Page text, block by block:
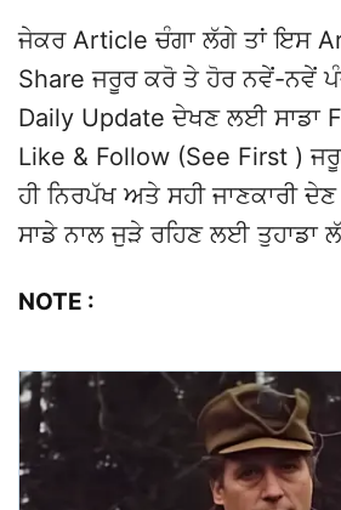
ਜੇਕਰ Article ਚੰਗਾ ਲੱਗੇ ਤਾਂ ਇਸ
Share ਜਰੂਰ ਕਰੋ ਤੇ ਹੋਰ ਨਵੇਂ-ਨਵੇਂ
Daily Update ਦੇਖਣ ਲਈ ਸਾਡਾ
Like & Follow (See First )
ਹੀ ਨਿਰਪੱਖ ਅਤੇ ਸਹੀ ਜਾਣਕਾਰੀ
ਸਾਡੇ ਨਾਲ ਜੁੜੇ ਰਹਿਣ ਲਈ ਤੁਹਾਡਾ
NOTE :